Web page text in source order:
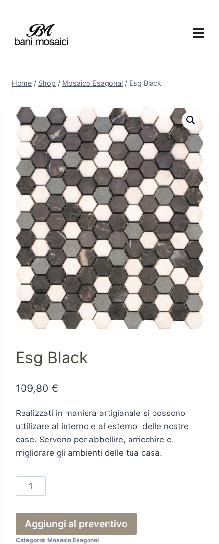
Home / Shop / Mosaico Esagonal / Esg Black
Esg Black
109,80 €
Realizzati in maniera artigianale si possono
uttilizare al interno e al esterno delle nostre
case. Servono per abbellire, arricchire e
migliorare gli ambienti delle tua casa.
Black
Aggiungi al preventivo
Categoria: Mosaico Esagonal